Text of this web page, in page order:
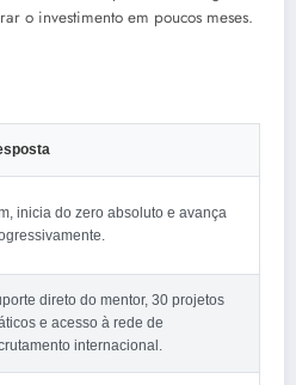
o investimento em poucos meses.
inicia do zero absoluto e avança
direto do mentor, 30 projetos
e acesso à rede de
internacional.